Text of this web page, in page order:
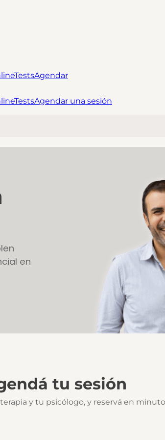
TestsAgendar
TestsAgendar una sesión
en
tu sesión
y tu psicólogo, y reservá en